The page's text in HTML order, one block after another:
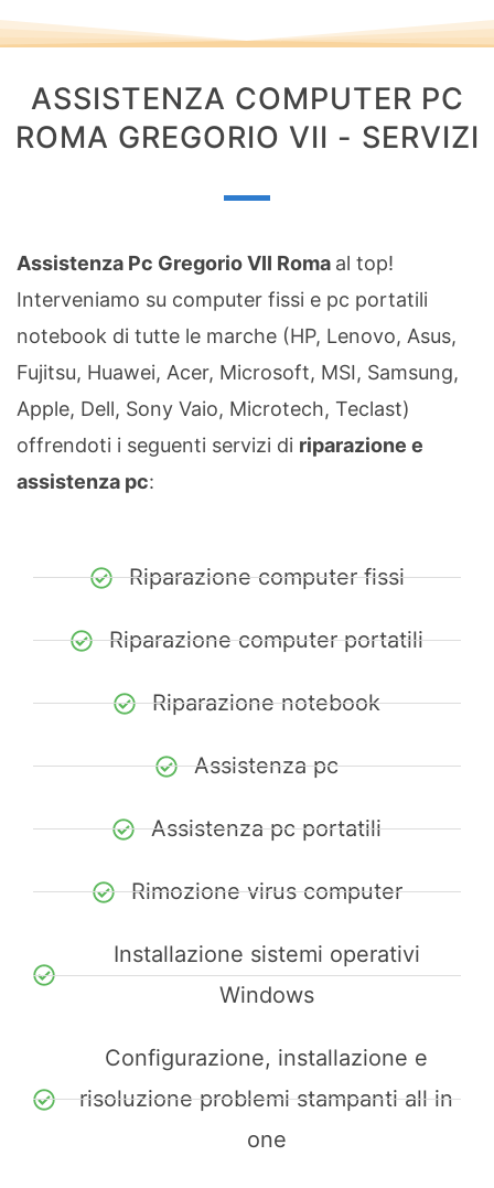
ASSISTENZA COMPUTER PC
ROMA GREGORIO VII - SERVIZI
Assistenza Pc Gregorio VII Roma al top!
Interveniamo su computer fissi e pc portatili
notebook di tutte le marche (HP, Lenovo, Asus,
Fujitsu, Huawei, Acer, Microsoft, MSI, Samsung,
Apple, Dell, Sony Vaio, Microtech, Teclast)
offrendoti i seguenti servizi di riparazione e
assistenza pc:
Riparazione computer fissi
Riparazione computer portatili
Riparazione notebook
Assistenza pc
Assistenza pc portatili
Rimozione virus computer
Installazione sistemi operativi
Windows
Configurazione, installazione e
risoluzione problemi stampanti all in
one